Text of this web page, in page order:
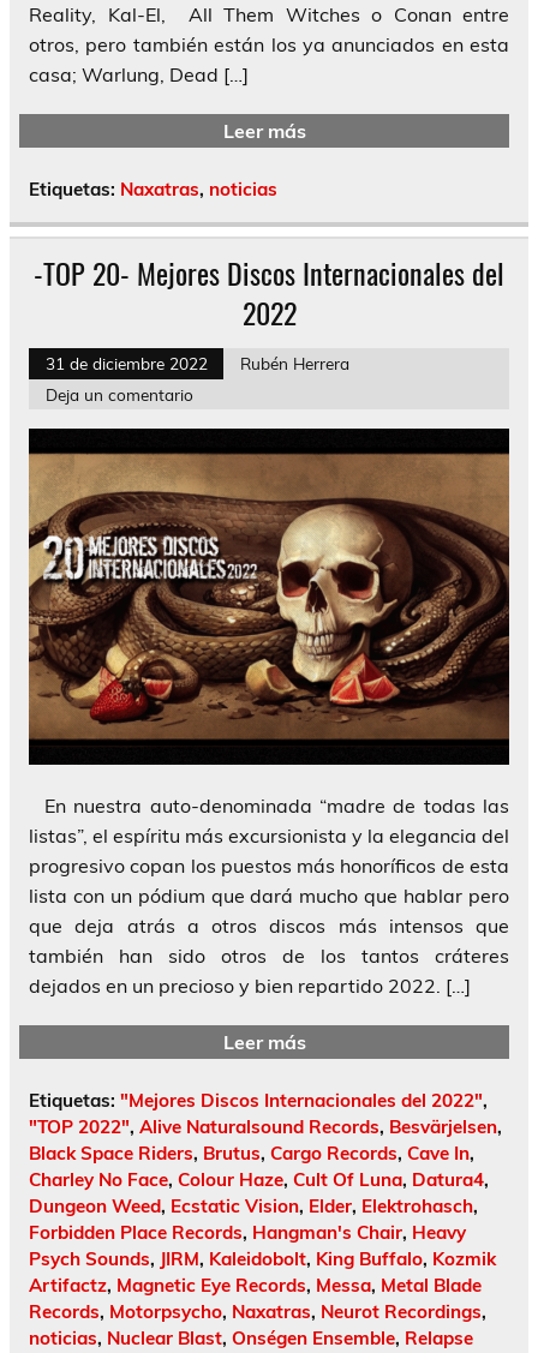
Reality, Kal-El, All Them Witches o Conan entre
otros, pero también están los ya anunciados en esta
casa; Warlung, Dead […]
Leer más
Etiquetas: Naxatras, noticias
-TOP 20- Mejores Discos Internacionales del
2022
31 de diciembre 2022
Rubén Herrera
Deja un comentario
En nuestra auto-denominada “madre de todas las
listas”, el espíritu más excursionista y la elegancia del
progresivo copan los puestos más honoríficos de esta
lista con un pódium que dará mucho que hablar pero
que deja atrás a otros discos más intensos que
también han sido otros de los tantos cráteres
dejados en un precioso y bien repartido 2022. […]
Leer más
Etiquetas: "Mejores Discos Internacionales del 2022",
"TOP 2022", Alive Naturalsound Records, Besvärjelsen,
Black Space Riders, Brutus, Cargo Records, Cave In,
Charley No Face, Colour Haze, Cult Of Luna, Datura4,
Dungeon Weed, Ecstatic Vision, Elder, Elektrohasch,
Forbidden Place Records, Hangman's Chair, Heavy
Psych Sounds, JIRM, Kaleidobolt, King Buffalo, Kozmik
Artifactz, Magnetic Eye Records, Messa, Metal Blade
Records, Motorpsycho, Naxatras, Neurot Recordings,
noticias, Nuclear Blast, Onségen Ensemble, Relapse